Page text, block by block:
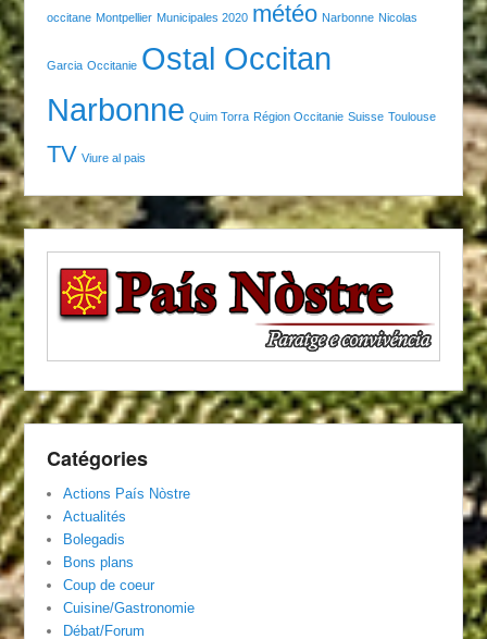
occitane Montpellier Municipales 2020 météo Narbonne Nicolas
Garcia Occitanie Ostal Occitan
Narbonne Quim Torra Région Occitanie Suisse Toulouse
TV Viure al pais
Catégories
Actions País Nòstre
Actualités
Bolegadis
Bons plans
Coup de coeur
Cuisine/Gastronomie
Débat/Forum